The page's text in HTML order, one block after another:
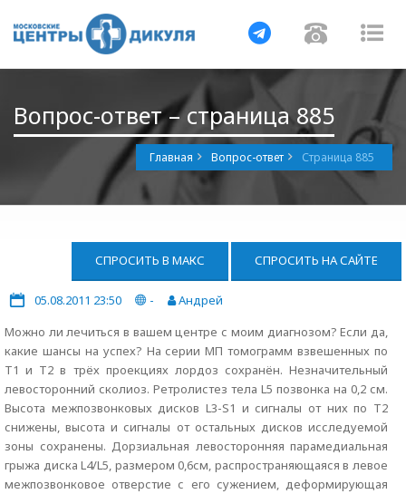
Навигация
Вопрос-ответ – страница 885
Главная Вопрос-ответ Страница 885
СПРОСИТЬ В МАКС СПРОСИТЬ НА САЙТЕ
05.08.2011 23:50 -
Андрей
Можно ли лечиться в вашем центре с моим диагнозом? Если да,
какие шансы на успех? На серии МП томограмм взвешенных по
Т1 и Т2 в трёх проекциях лордоз сохранён. Незначительный
левосторонний сколиоз. Ретролистез тела L5 позвонка на 0,2 см.
Высота межпозвонковых дисков L3-S1 и сигналы от них по Т2
снижены, высота и сигналы от остальных дисков исследуемой
зоны сохранены. Дорзиальная левосторонняя парамедиальная
грыжа диска L4/L5, размером 0,6см, распространяющаяся в левое
межпозвонковое отверстие с его сужением, деформирующая